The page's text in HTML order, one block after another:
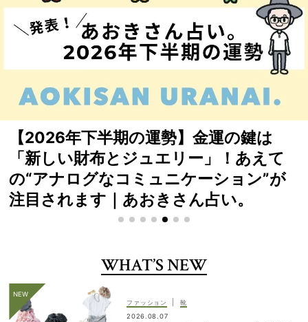
待望の受注再開！「VERY×yoriトート」
は裏表使える“縦型”が人気【徹底解説】
WHAT’S NEW
ファッション
靴
2026.08.07